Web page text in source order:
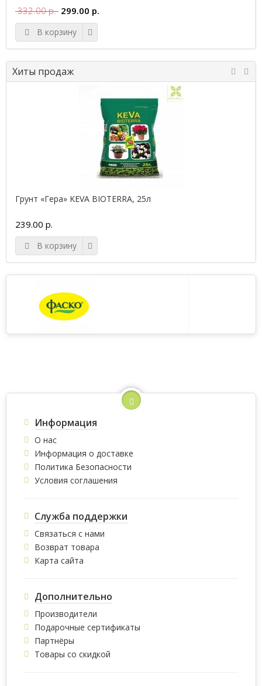
332.00 р. 299.00 р.
В корзину
Хиты продаж
Грунт «Гера» KEVA BIOTERRA, 25л
239.00 р.
В корзину
Информация
О нас
Информация о доставке
Политика Безопасности
Условия соглашения
Служба поддержки
Связаться с нами
Возврат товара
Карта сайта
Дополнительно
Производители
Подарочные сертификаты
Партнёры
Товары со скидкой